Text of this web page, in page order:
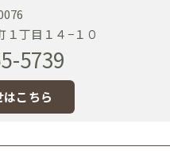
１丁目１４−１０
5739
こちら